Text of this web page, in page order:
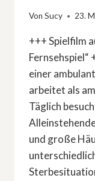
Von Sucy 23.
+++ Spielfilm
Fernsehspiel“
einer
arbeitet als
Täglich
und große